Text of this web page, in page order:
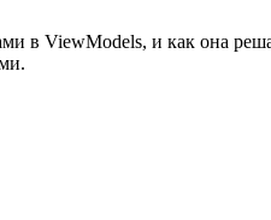
в ViewModels, и как она